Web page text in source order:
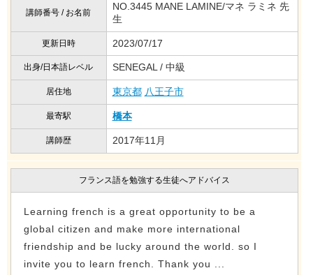
講師番号 / お名前
NO.3445 MANE LAMINE/マネ ラミネ 先
生
更新日時 2023/07/17
出身/日本語レベル SENEGAL / 中級
居住地 東京都 八王子市
最寄駅 橋本
講師歴 2017年11月
フランス語を勉強する生徒へアドバイス
Learning french is a great opportunity to be a
global citizen and make more international
friendship and be lucky around the world. so I
invite you to learn french. Thank you ...